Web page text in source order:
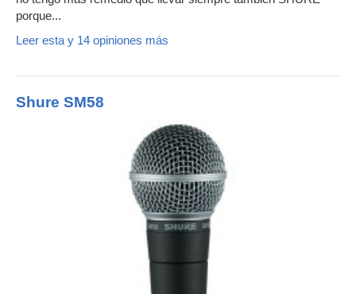
porque...
Leer esta y 14 opiniones más
Shure SM58